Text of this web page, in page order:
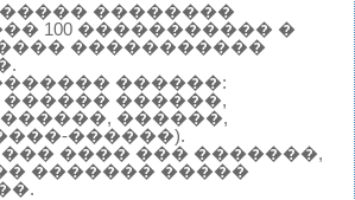
��������
100 ����������� �
�����������
������:
������,
������,
������).
��� ���� ��� �������,
������� �����